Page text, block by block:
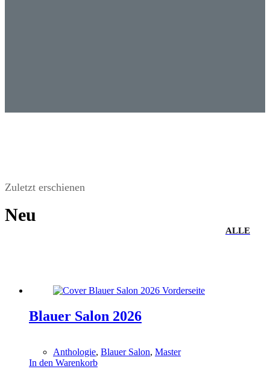
Zuletzt erschienen
Neu
ALLE
Blauer Salon 2026
Anthologie, Blauer Salon, Master
In den Warenkorb